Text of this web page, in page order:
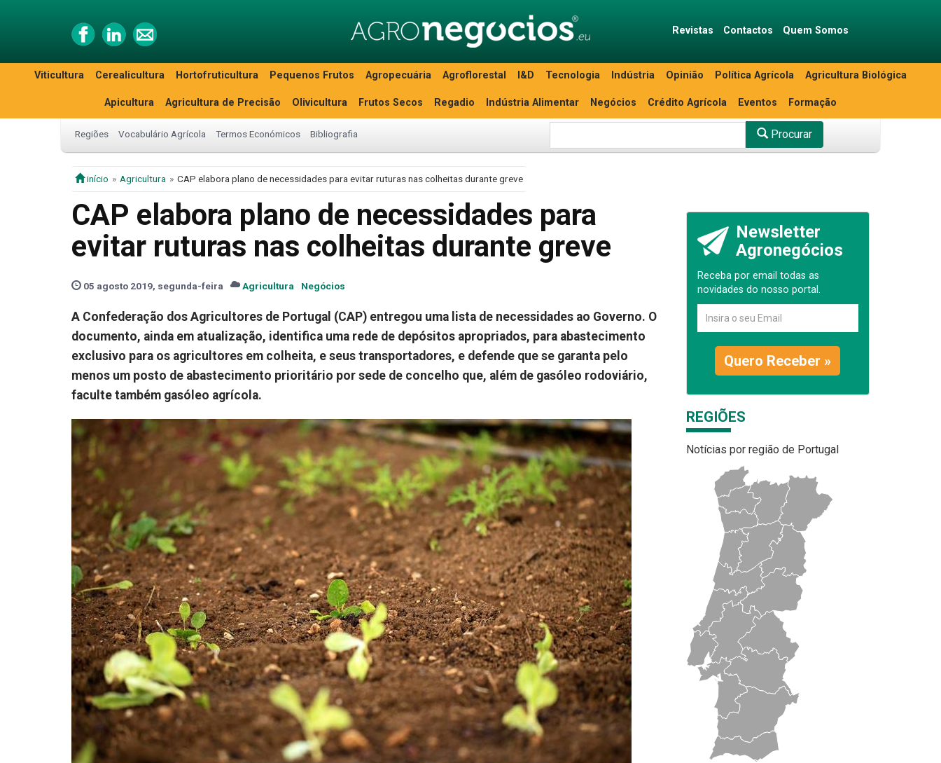
Revistas Contactos Quem Somos
Viticultura Cerealicultura Hortofruticultura Pequenos Frutos Agropecuária Agroflorestal I&D Tecnologia Indústria Opinião Política Agrícola Agricultura Biológica
Apicultura Agricultura de Precisão Olivicultura Frutos Secos Regadio Indústria Alimentar Negócios Crédito Agrícola Eventos Formação
Regiões Vocabulário Agrícola Termos Económicos Bibliografia Procurar
início Agricultura CAP elabora plano de necessidades para evitar ruturas nas colheitas durante greve
CAP elabora plano de necessidades para
evitar ruturas nas colheitas durante greve
05 agosto 2019, segunda-feira Agricultura Negócios
A Confederação dos Agricultores de Portugal (CAP) entregou uma lista de necessidades ao Governo. O
documento, ainda em atualização, identifica uma rede de depósitos apropriados, para abastecimento
exclusivo para os agricultores em colheita, e seus transportadores, e defende que se garanta pelo
menos um posto de abastecimento prioritário por sede de concelho que, além de gasóleo rodoviário,
faculte também gasóleo agrícola.
Newsletter
Agronegócios
Receba por email todas as
novidades do nosso portal.
Quero Receber »
REGIÕES
Notícias por região de Portugal